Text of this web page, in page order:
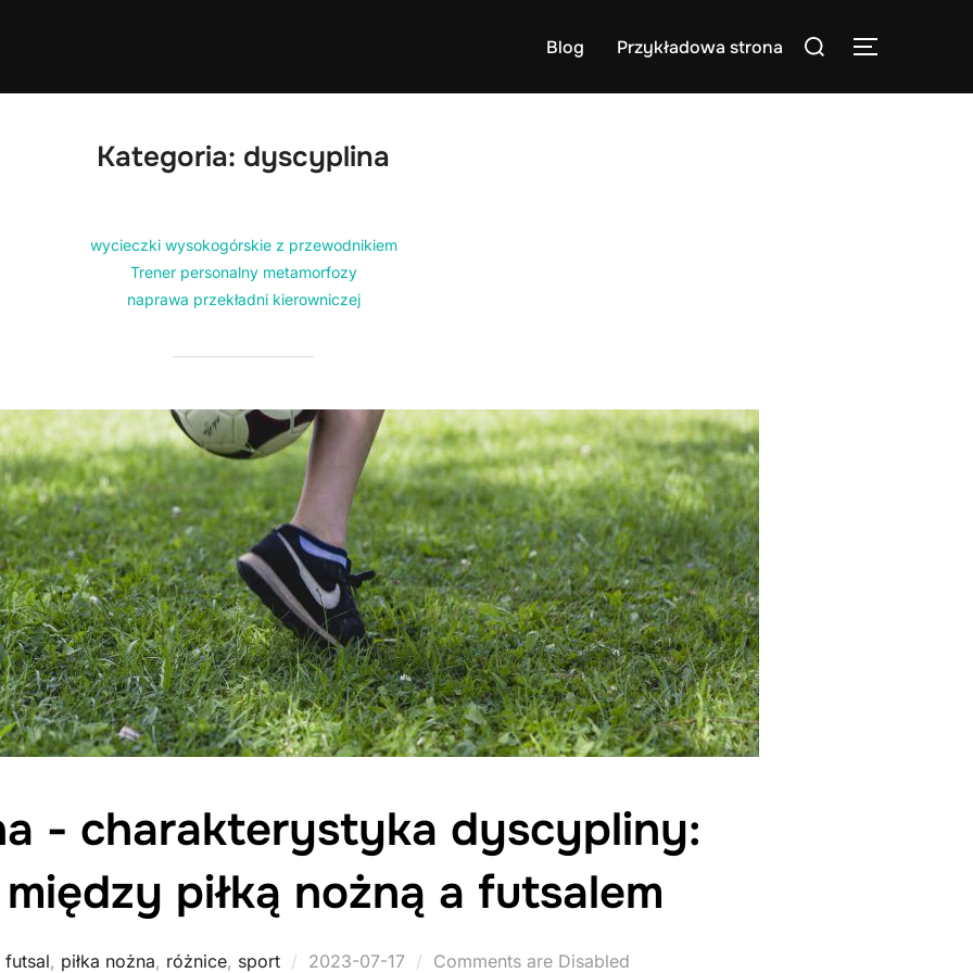
Blog Przykładowa strona
Search
TOGGLE
Kategoria: dyscyplina
wycieczki wysokogórskie z przewodnikiem
Trener personalny metamorfozy
naprawa przekładni kierowniczej
- charakterystyka dyscypliny:
piłką nożną a futsalem
futsal, piłka nożna, różnice, sport Posted
2023-07-17 Comments are Disabled